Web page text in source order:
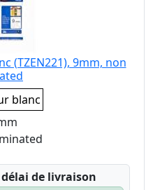
(TZEN221), 9mm, non
blanc
de livraison